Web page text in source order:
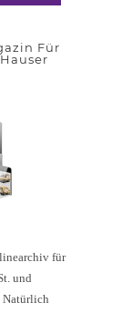
Für
für
und
Natürlich